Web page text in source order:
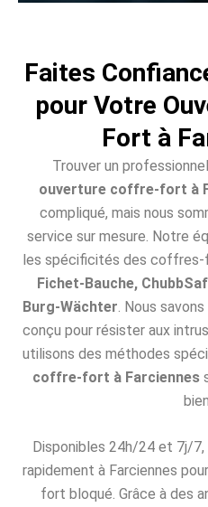
Faites
pour Votre
Fort à
Trouver un
ouverture coffre-fort à
compliqué, mais nous
service sur mesure. Notre
les spécificités des
Fichet-Bauche,
Burg-Wächter . Nous
conçu pour résister aux
utilisons des méthodes
coffre-fort à Farciennes
Disponibles 24h/24 et 7j/
rapidement à Farciennes
fort bloqué. Grâce à des